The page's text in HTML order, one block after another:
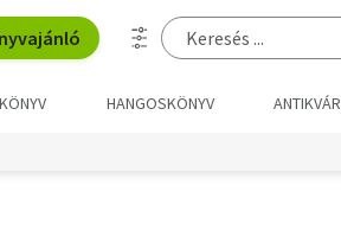
HANGOSKÖNYV ANTIKVÁR